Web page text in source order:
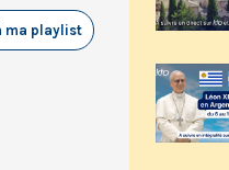
ma playlist